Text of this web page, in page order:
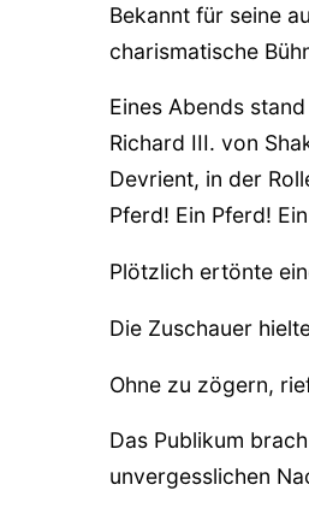
Bekannt für seine
charismatische
Eines Abends
Richard III. von
Devrient, in der
Pferd! Ein Pferd!
Plötzlich ertönte
Die Zuschauer
Ohne zu zögern,
Das Publikum
unvergesslichen